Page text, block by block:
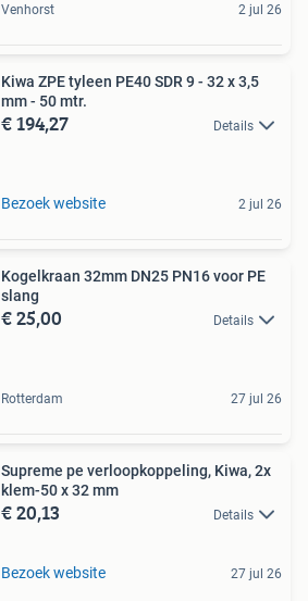
Venhorst 2 jul 26
Kiwa ZPE tyleen PE40 SDR 9 - 32 x 3,5
mm - 50 mtr.
€ 194,27 Details
Bezoek website 2 jul 26
Kogelkraan 32mm DN25 PN16 voor PE
slang
€ 25,00 Details
Rotterdam 27 jul 26
Supreme pe verloopkoppeling, Kiwa, 2x
klem-50 x 32 mm
€ 20,13 Details
Bezoek website 27 jul 26